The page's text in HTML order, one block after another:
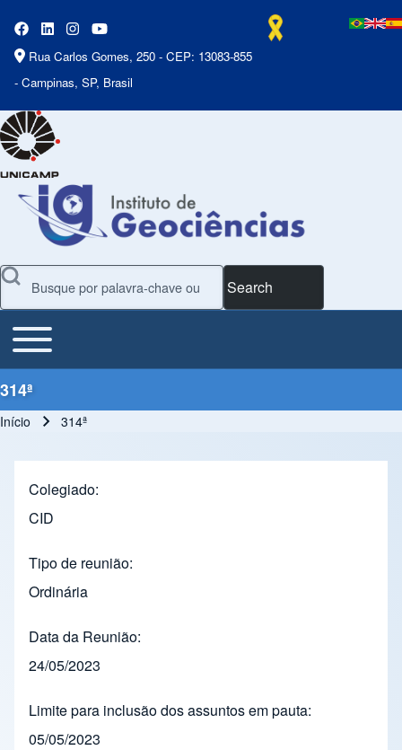
Rua Carlos Gomes, 250 - CEP: 13083-855
- Campinas, SP, Brasil
Search
Main Menu
Toggle main menu
314ª
Início 314ª
Colegiado
CID
Tipo de reunião
Ordinária
Data da Reunião
24/05/2023
Limite para inclusão dos assuntos em pauta
05/05/2023